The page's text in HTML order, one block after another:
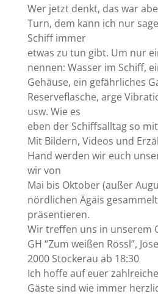
Wer jetzt denkt, das war
Turn, dem kann ich nur
Schiff immer
etwas zu tun gibt. Um nur
nennen: Wasser im Schiff,
Gehäuse, ein gefährliches
Reserveflasche, arge
usw. Wie es
eben der Schiffsalltag so
Mit Bildern, Videos und
Hand werden wir euch
wir von
Mai bis Oktober (außer
nördlichen Ägäis
präsentieren.
Wir treffen uns in unserem
GH “Zum weißen Rössl”,
2000 Stockerau ab 18:30
Ich hoffe auf euer
Gäste sind wie immer